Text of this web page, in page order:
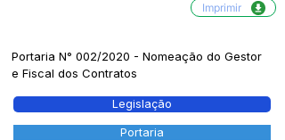
Imprimir
Portaria N° 002/2020 - Nomeação do Gestor
e Fiscal dos Contratos
Legislação
Portaria